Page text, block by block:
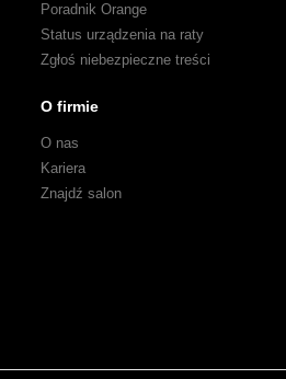
Poradnik Orange
Status urządzenia na raty
Zgłoś niebezpieczne treści
O firmie
O nas
Kariera
Znajdź salon